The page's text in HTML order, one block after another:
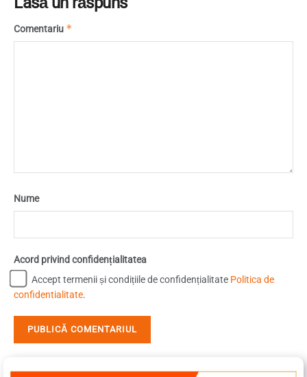
Comentariu *
Nume
Acord privind confidențialitatea
Accept termenii și condițiile de confidențialitate Politica de
confidentialitate.